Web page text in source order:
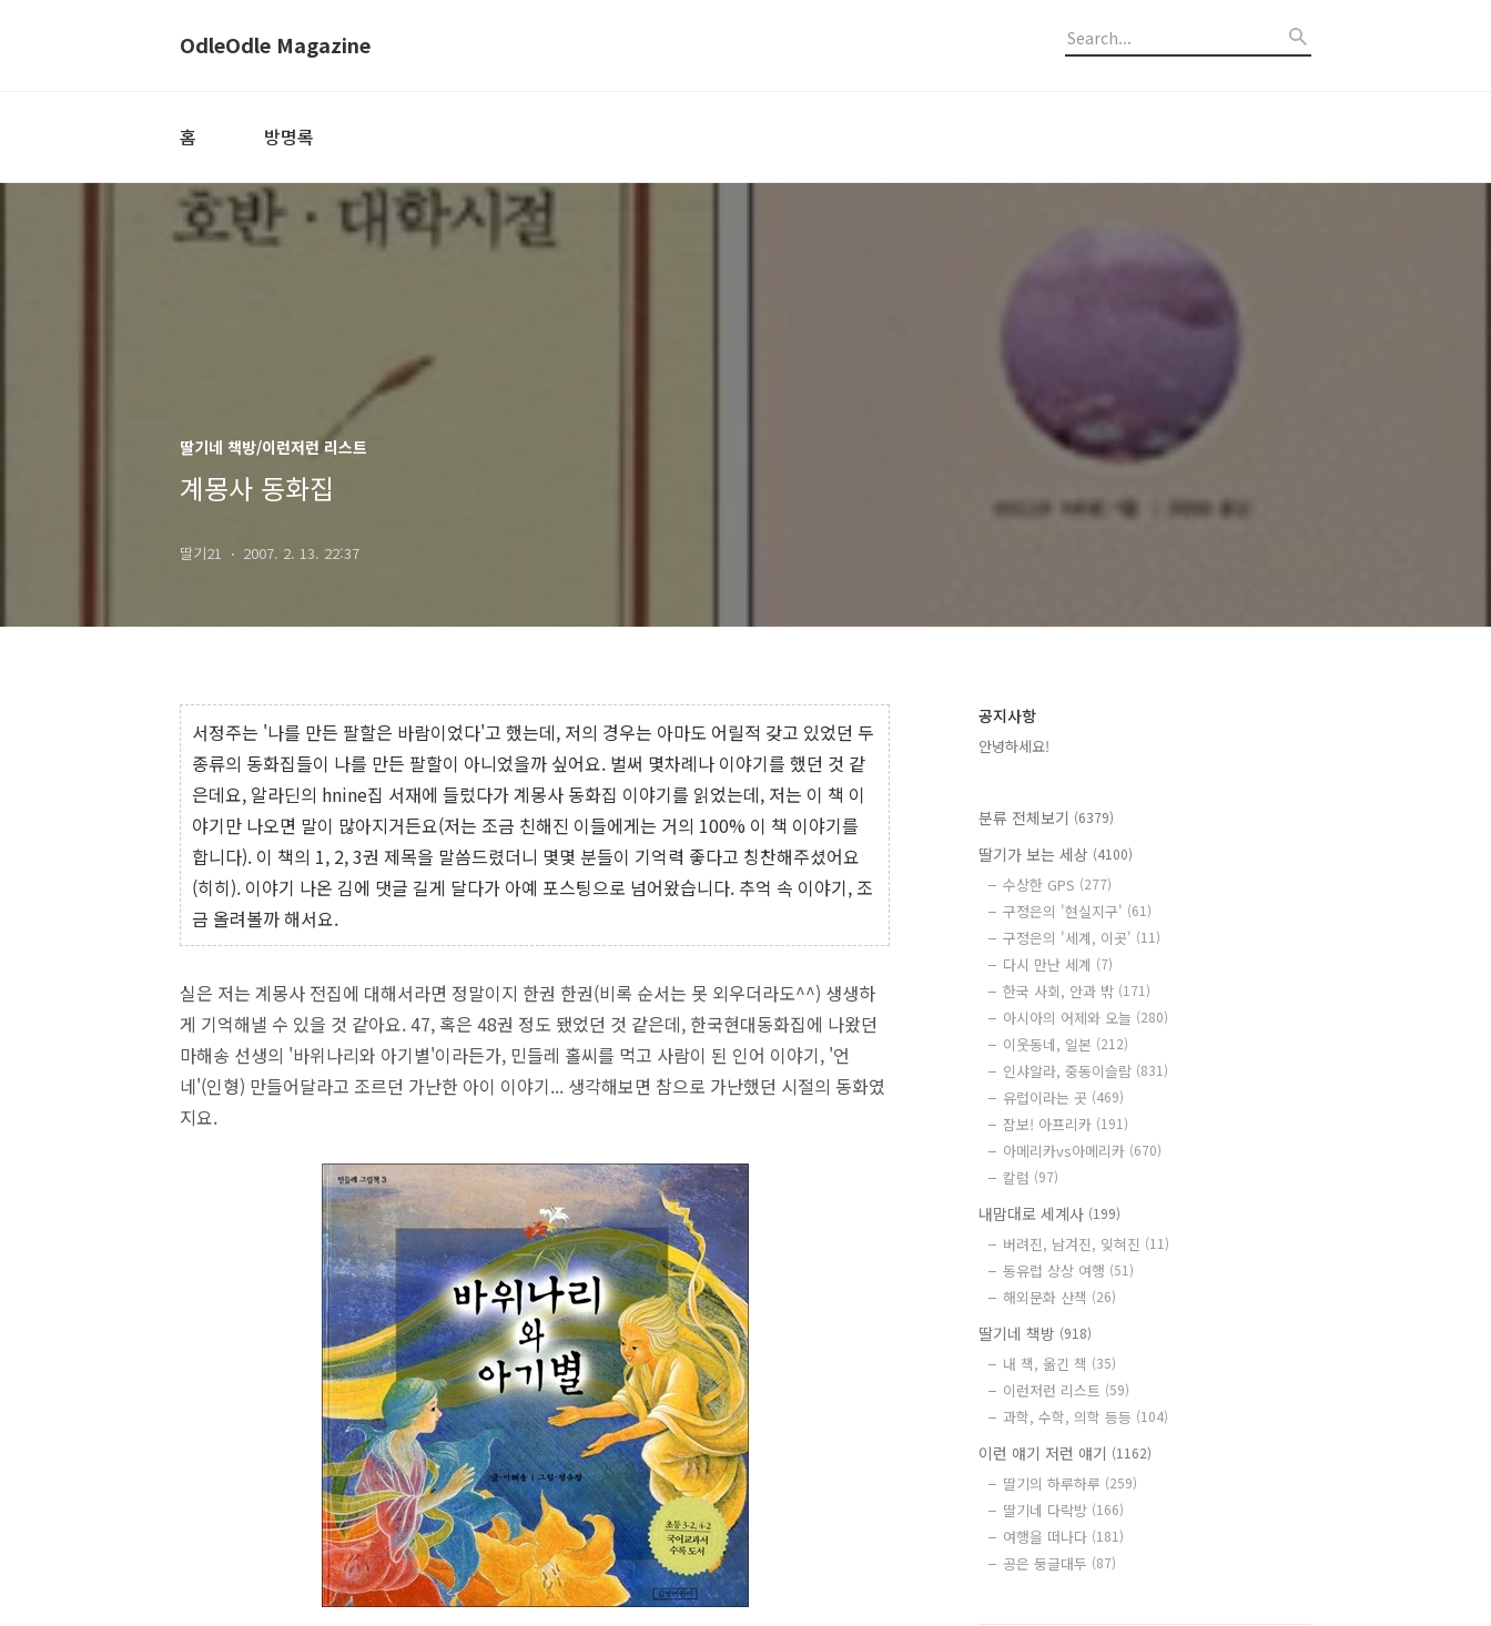
OdleOdle Magazine
홈 방명록
딸기네 책방/이런저런 리스트
계몽사 동화집
딸기21 2007. 2. 13. 22:37
서정주는 '나를 만든 팔할은 바람이었다'고 했는데, 저의 경우는 아마도 어릴적 갖고 있었던 두
종류의 동화집들이 나를 만든 팔할이 아니었을까 싶어요. 벌써 몇차례나 이야기를 했던 것 같
은데요, 알라딘의 hnine집 서재에 들렀다가 계몽사 동화집 이야기를 읽었는데, 저는 이 책 이
야기만 나오면 말이 많아지거든요(저는 조금 친해진 이들에게는 거의 100% 이 책 이야기를
합니다). 이 책의 1, 2, 3권 제목을 말씀드렸더니 몇몇 분들이 기억력 좋다고 칭찬해주셨어요
(히히). 이야기 나온 김에 댓글 길게 달다가 아예 포스팅으로 넘어왔습니다. 추억 속 이야기, 조
금 올려볼까 해서요.
실은 저는 계몽사 전집에 대해서라면 정말이지 한권 한권(비록 순서는 못 외우더라도^^) 생생하
게 기억해낼 수 있을 것 같아요. 47, 혹은 48권 정도 됐었던 것 같은데, 한국현대동화집에 나왔던
마해송 선생의 '바위나리와 아기별'이라든가, 민들레 홀씨를 먹고 사람이 된 인어 이야기, '언
네'(인형) 만들어달라고 조르던 가난한 아이 이야기... 생각해보면 참으로 가난했던 시절의 동화였
지요.
공지사항
안녕하세요!
분류 전체보기 (6379)
딸기가 보는 세상 (4100)
수상한 GPS (277)
구정은의 '현실지구' (61)
구정은의 '세계, 이곳' (11)
다시 만난 세계 (7)
한국 사회, 안과 밖 (171)
아시아의 어제와 오늘 (280)
이웃동네, 일본 (212)
인샤알라, 중동이슬람 (831)
유럽이라는 곳 (469)
잠보! 아프리카 (191)
아메리카vs아메리카 (670)
칼럼 (97)
내맘대로 세계사 (199)
버려진, 남겨진, 잊혀진 (11)
동유럽 상상 여행 (51)
해외문화 산책 (26)
딸기네 책방 (918)
내 책, 옮긴 책 (35)
이런저런 리스트 (59)
과학, 수학, 의학 등등 (104)
이런 얘기 저런 얘기 (1162)
딸기의 하루하루 (259)
딸기네 다락방 (166)
여행을 떠나다 (181)
공은 둥글대두 (87)